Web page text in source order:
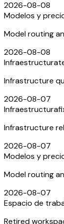
2026-08-08
Modelos y
Model routing
2026-08-08
Infraestructura
Infrastructure
2026-08-07
Infraestructura
Infrastructure
2026-08-07
Modelos y
Model routing
2026-08-07
Espacio de
Retired